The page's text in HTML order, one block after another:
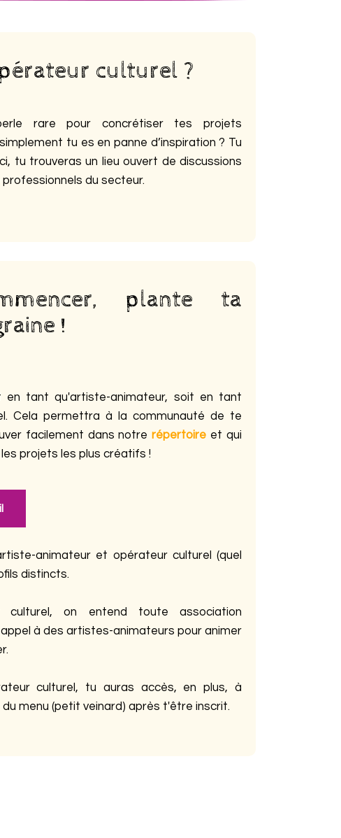
culturel ?
rare pour concrétiser tes projets
tu es en panne d’inspiration ? Tu
tu trouveras un lieu ouvert de discussions
du secteur.
plante ta
!
en tant qu'artiste-animateur, soit en tant
Cela permettra à la communauté de te
facilement dans notrerépertoire et qui
projets les plus créatifs !
animateur et opérateur culturel (quel
distincts.
on entend toute association
à des artistes-animateurs pour animer
culturel, tu auras accès, en plus, à
du menu (petit veinard) après t'être inscrit.